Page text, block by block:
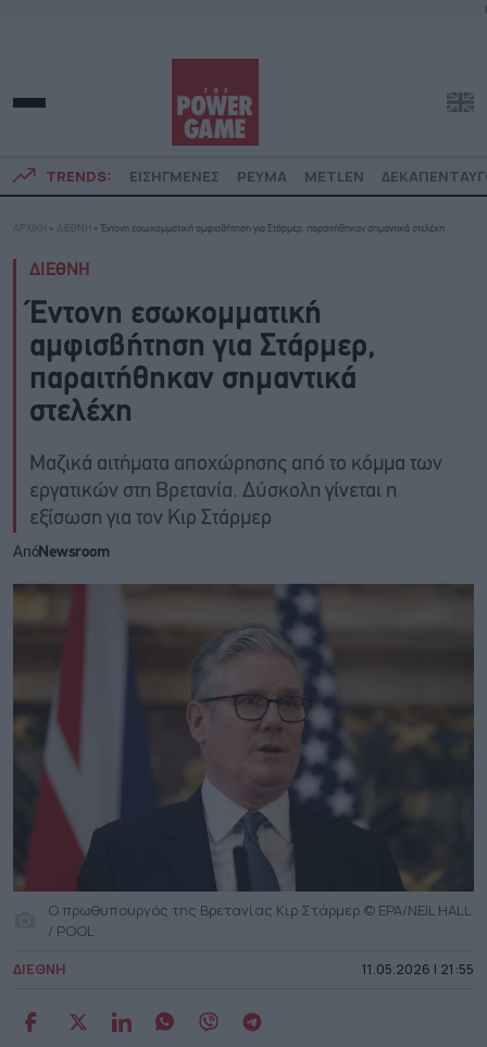
TRENDS: ΕΙΣΗΓΜΕΝΕΣ ΡΕΥΜΑ METLEN
ΑΡΧΙΚΗ » ΔΙΕΘΝΗ » Έντονη εσωκομματική αμφισβήτηση για Στάρμερ, παραιτήθηκαν σημαντικά στελέχη
ΔΙΕΘΝΗ
Έντονη εσωκομματική
αμφισβήτηση για Στάρμερ,
παραιτήθηκαν σημαντικά
στελέχη
Μαζικά αιτήματα αποχώρησης από το κόμμα των
εργατικών στη Βρετανία. Δύσκολη γίνεται η
εξίσωση για τον Κιρ Στάρμερ
ΑπόNewsroom
Ο πρωθυπουργός της Βρετανίας Κιρ Στάρμερ © EPA/NEIL HALL
/ POOL
ΔΙΕΘΝΗ 11.05.2026 | 21:55